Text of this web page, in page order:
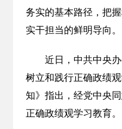
务实的基本路径，把
实干担当的鲜明导向。
近日，中共中央
树立和践行正确政绩
知》指出，经党中央
正确政绩观学习教育。